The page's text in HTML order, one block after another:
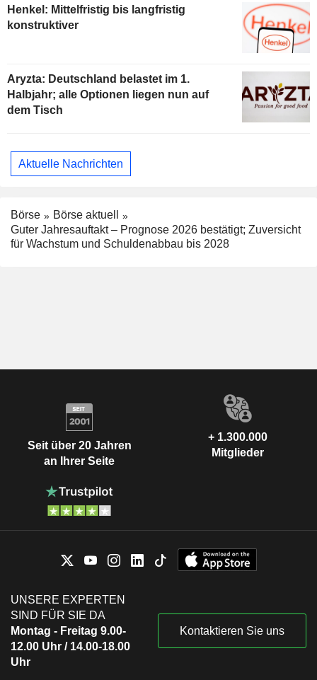
Henkel: Mittelfristig bis langfristig
konstruktiver
Aryzta: Deutschland belastet im 1.
Halbjahr; alle Optionen liegen nun auf
dem Tisch
Aktuelle Nachrichten
Börse
Börse aktuell
Guter Jahresauftakt – Prognose 2026 bestätigt; Zuversicht
für Wachstum und Schuldenabbau bis 2028
Seit über 20 Jahren
an Ihrer Seite
+ 1.300.000
Mitglieder
UNSERE EXPERTEN
SIND FÜR SIE DA
Montag - Freitag 9.00-
12.00 Uhr / 14.00-18.00
Uhr
Kontaktieren Sie uns